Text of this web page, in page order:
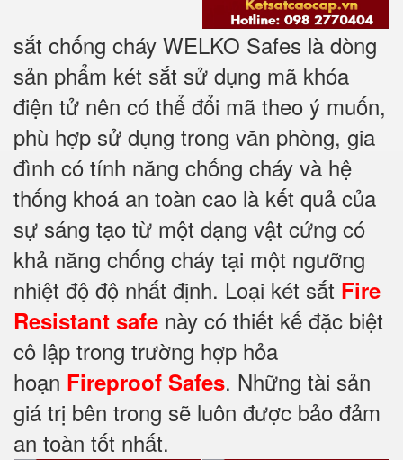
sắt chống cháy WELKO Safes là dòng
sản phẩm két sắt sử dụng mã khóa
điện tử nên có thể đổi mã theo ý muốn,
phù hợp sử dụng trong văn phòng, gia
đình có tính năng chống cháy và hệ
thống khoá an toàn cao là kết quả của
sự sáng tạo từ một dạng vật cứng có
khả năng chống cháy tại một ngưỡng
nhiệt độ độ nhất định. Loại két sắt Fire
Resistant safe này có thiết kế đặc biệt
cô lập trong trường hợp hỏa
hoạn Fireproof Safes. Những tài sản
giá trị bên trong sẽ luôn được bảo đảm
an toàn tốt nhất.